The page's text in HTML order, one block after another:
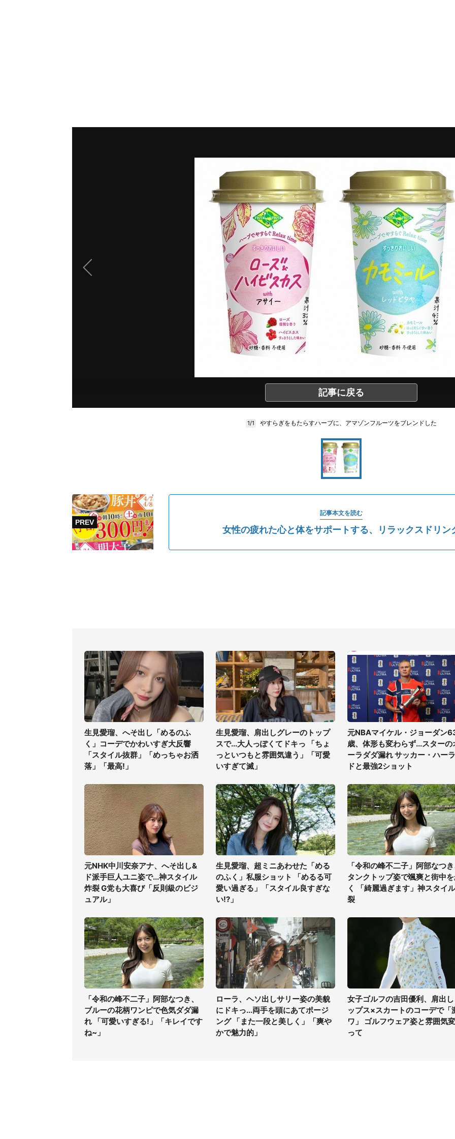
記事に戻る
1/1 やすらぎをもたらすハーブに、アマゾンフルーツをブレンドした
記事本文を読む
女性の疲れた心と体をサポートする、リラックスドリン
生見愛瑠、へそ出し「めるのふ
く」コーデでかわいすぎ大反響
「スタイル抜群」「めっちゃお洒
落」「最高!」
生見愛瑠、肩出しグレーのトップ
スで...大人っぽくてドキっ 「ちょ
っといつもと雰囲気違う」「可愛
いすぎて滅」
元NBAマイケル・ジョーダン
歳、体形も変わらず...スターの
ーラダダ漏れ サッカー・ハー
ドと最強2ショット
元NHK中川安奈アナ、へそ出し&
ド派手巨人ユニ姿で...神スタイル
炸裂 G党も大喜び「反則級のビジ
ュアル」
生見愛瑠、超ミニあわせた「める
のふく」私服ショット 「めるる可
愛い過ぎる」「スタイル良すぎな
い!?」
「令和の峰不二子」阿部なつ
タンクトップ姿で颯爽と街中
く 「綺麗過ぎます」神スタイ
裂
「令和の峰不二子」阿部なつき、
ブルーの花柄ワンピで色気ダダ漏
れ 「可愛いすぎる!」「キレイです
ね~」
ローラ、ヘソ出しサリー姿の美貌
にドキっ...両手を頭にあてポージ
ング 「また一段と美しく」「爽や
かで魅力的」
女子ゴルフの吉田優利、肩出
ップス×スカートのコーデで「
ワ」 ゴルフウェア姿と雰囲気
って